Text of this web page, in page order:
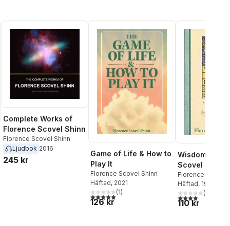
röster:
Complete Works of
Florence Scovel Shinn
Florence Scovel Shinn
Ljudbok 2016
245 kr
Game of Life & How to
Play It
Florence Scovel Shinn
Häftad, 2021
5,0utav 5 stjärnor. Totalt antal röster:
(1)
126 kr
Wisdom of
Scovel Shinn
Florence Scovel
Häftad, 1989
4,0utav 5(
110 kr